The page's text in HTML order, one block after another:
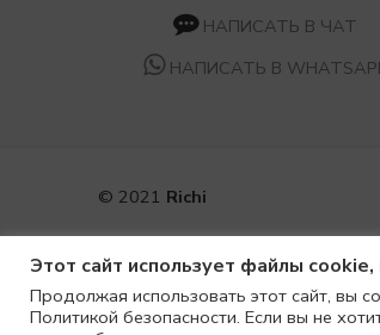
НАПИСАТЬ В ЧАТ
НАПИСАТЬ В
© 2021 Richi
Этот сайт использует файлы
Продолжая использовать этот сайт, вы
Политикой безопасности. Если вы не